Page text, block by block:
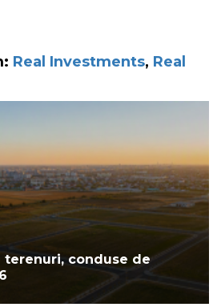
Real Investments, Real
terenuri, conduse de